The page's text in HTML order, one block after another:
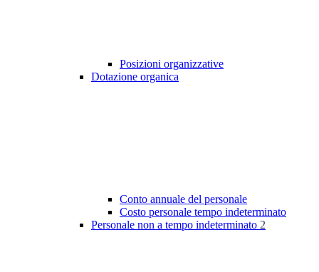
Posizioni organizzative
Dotazione organica
Conto annuale del personale
Costo personale tempo indeterminato
Personale non a tempo indeterminato 2